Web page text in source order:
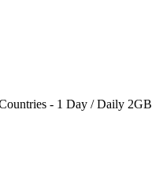
- 1 Day / Daily 2GB